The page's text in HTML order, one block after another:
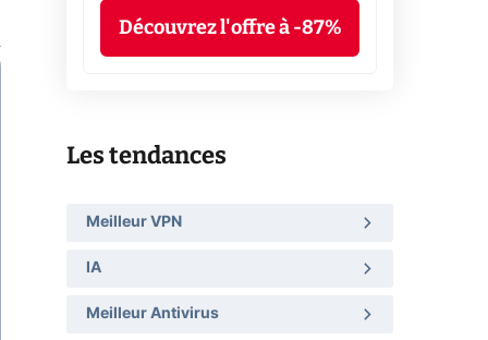
Découvrez l'offre à -87%
Les tendances
Meilleur VPN
IA
Meilleur Antivirus